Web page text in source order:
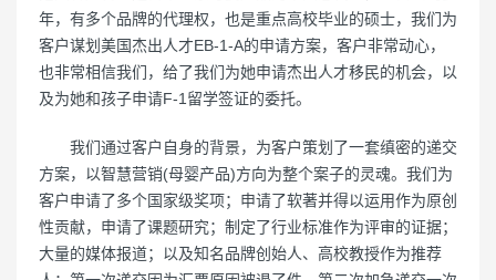
年，有多个品牌的代理权，也是重点高校毕业的硕士，我们为
客户谋划美国杰出人才EB-1-A的申请方案，客户非常动心，
也非常相信我们，给了我们为她申请杰出人才移民的机会，以
及为她和孩子申请F-1留学签证的委托。
我们通过客户自身的背景，为客户策划了一套缜密的递交
方案，以智慧营销(母婴产品)方向为整个案子的灵魂。我们为
客户申请了多个国家级奖项；申请了软著并得以运用作为原创
性贡献，申请了课题研究；制定了行业标准作为评审的证据；
大量的媒体报道；以及知名品牌创始人、高校教授作为推荐